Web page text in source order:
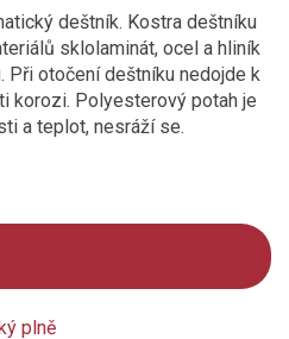
deštník. Kostra deštníku
sklolaminát, ocel a hliník
Při otočení deštníku nedojde k
korozi. Polyesterový potah je
a teplot, nesráží se.